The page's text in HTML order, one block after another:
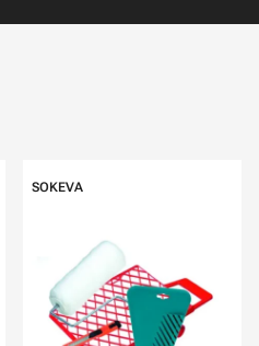
SOKEVA